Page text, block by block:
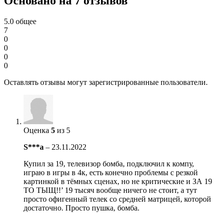
5.0 общее
7
0
0
0
0
Оставлять отзывы могут зарегистрированные пользователи.
Оценка 5 из 5
S***a – 23.11.2022
Купил за 19, телевизор бомба, подключил к компу,
играю в игры в 4к, есть конечно проблемы с резкой
картинкой в тёмных сценах, но не критические и ЗА 19
ТО ТЫЩ!!’ 19 тысяч вообще ничего не стоит, а тут
просто офигенный телек со средней матрицей, которой
достаточно. Просто пушка, бомба.